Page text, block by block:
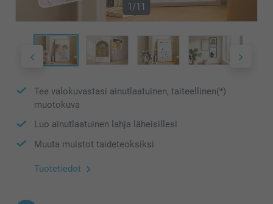
1/11
Tee valokuvastasi ainutlaatuinen, taiteellinen(*)
muotokuva
Luo ainutlaatuinen lahja läheisillesi
Muuta muistot taideteoksiksi
Tuotetiedot